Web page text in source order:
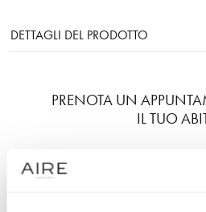
DETTAGLI DEL PRODOTTO
PRENOTA UN
IL TUO